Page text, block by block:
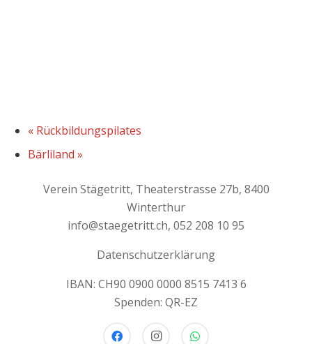
« Rückbildungspilates
Bärliland »
Verein Stägetritt, Theaterstrasse 27b, 8400
Winterthur
info@staegetritt.ch, 052 208 10 95
Datenschutzerklärung
IBAN: CH90 0900 0000 8515 7413 6
Spenden: QR-EZ